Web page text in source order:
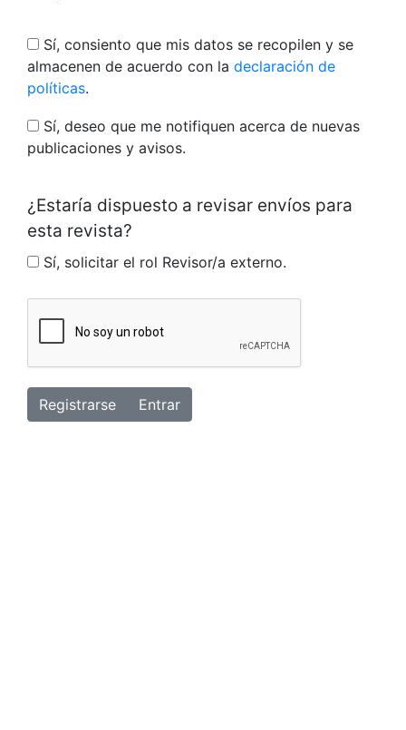
almacenen de acuerdo con la declaración de
políticas.
publicaciones y avisos.
¿Estaría dispuesto a revisar envíos para
esta revista?
Sí, solicitar el rol Revisor/a externo.
Registrarse Entrar